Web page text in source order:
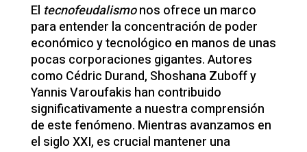
El tecnofeudalismonos ofrece un marco
para entender la concentración de poder
económico y tecnológico en manos de unas
pocas corporaciones gigantes. Autores
como Cédric Durand, Shoshana Zuboff y
Yannis Varoufakis han contribuido
significativamente a nuestra comprensión
de este fenómeno. Mientras avanzamos en
el siglo XXI, es crucial mantener una